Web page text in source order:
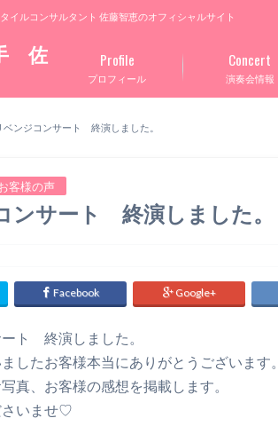
イルコンサルタント 佐藤智恵のオフィシャルサイト
プロフィール
Profile
演奏会情報
Concert
ベンジコンサート 終演しました。
客様の声
ンサート 終演しました。
Facebook Google+
ト 終演しました。
したお客様本当にありがとうございます。
真、お客様の感想を掲載します。
さいませ♡